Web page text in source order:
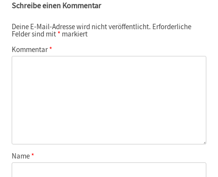
Schreibe einen Kommentar
Deine E-Mail-Adresse wird nicht veröffentlicht. Erforderliche
Felder sind mit * markiert
Kommentar*
Name *